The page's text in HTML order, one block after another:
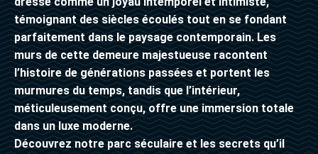
témoignant des siècles écoulés tout en se fondant
parfaitement dans le paysage contemporain. Les
murs de cette demeure majestueuse racontent
l’histoire de générations passées et portent les
murmures du temps, tandis que l’intérieur,
méticuleusement conçu, offre une immersion totale
dans un luxe moderne.
Découvrez notre parc séculaire et les secrets qu’il